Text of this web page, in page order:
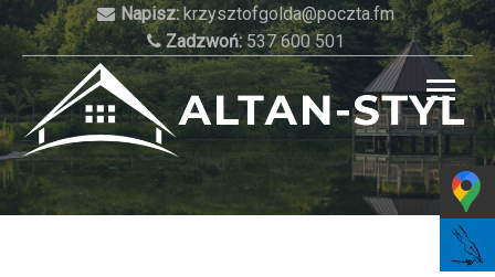
Skip
content
Napisz:krzysztofgolda@poczta.fm
Zadzwoń:537 600 501
Najlepsze altany do Twojego ogrodu!